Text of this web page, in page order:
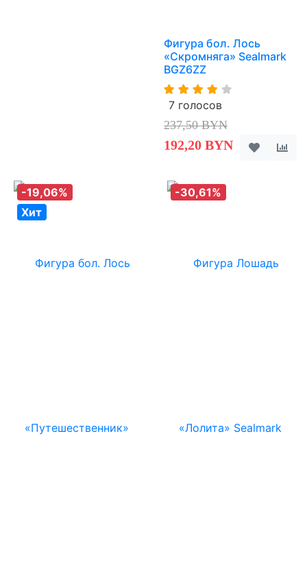
Фигура бол. Лось
«Скромняга» Sealmark
BGZ6ZZ
7 голосов
237,50 BYN
192,20 BYN
-19,06%
Хит
-30,61%